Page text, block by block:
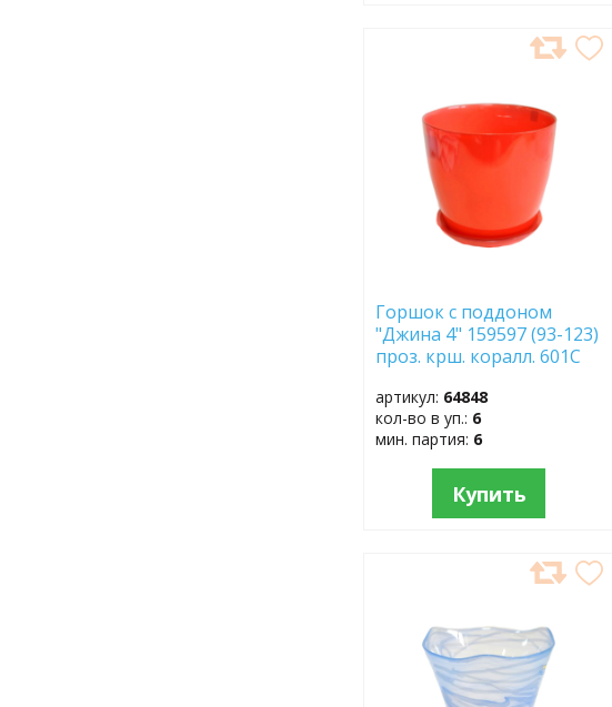
Горшок с поддоном
"Джина 4" 159597 (93-123)
проз. крш. коралл. 601С
артикул: 64848
кол-во в уп.: 6
мин. партия: 6
Купить
ИЗБРАННОЕ